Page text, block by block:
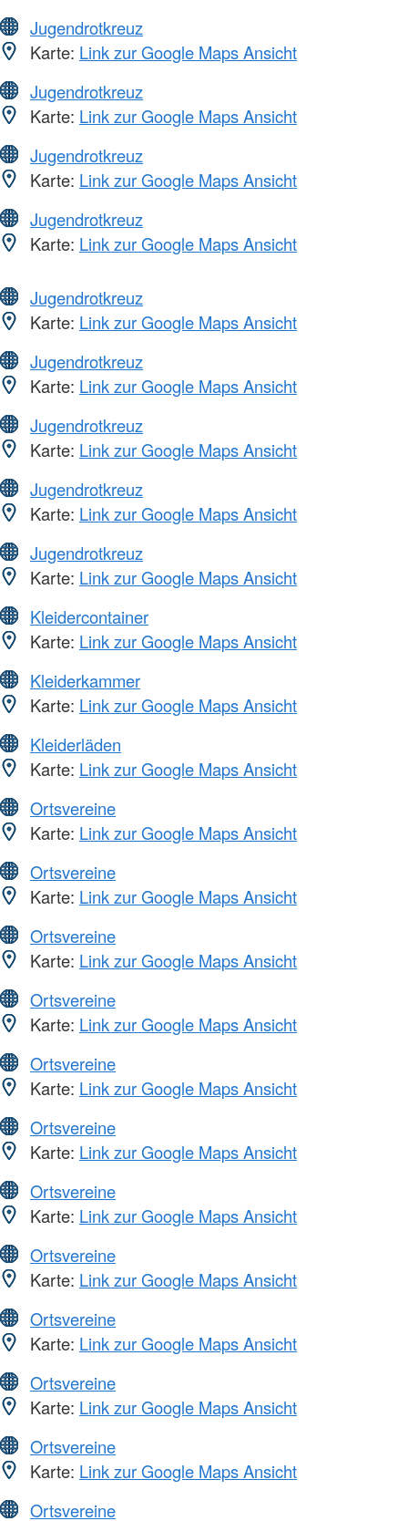
Jugendrotkreuz
Karte: Link zur Google Maps Ansicht
Jugendrotkreuz
Karte: Link zur Google Maps Ansicht
Jugendrotkreuz
Karte: Link zur Google Maps Ansicht
Jugendrotkreuz
Karte: Link zur Google Maps Ansicht
Jugendrotkreuz
Karte: Link zur Google Maps Ansicht
Jugendrotkreuz
Karte: Link zur Google Maps Ansicht
Jugendrotkreuz
Karte: Link zur Google Maps Ansicht
Jugendrotkreuz
Karte: Link zur Google Maps Ansicht
Jugendrotkreuz
Karte: Link zur Google Maps Ansicht
Kleidercontainer
Karte: Link zur Google Maps Ansicht
Kleiderkammer
Karte: Link zur Google Maps Ansicht
Kleiderläden
Karte: Link zur Google Maps Ansicht
Ortsvereine
Karte: Link zur Google Maps Ansicht
Ortsvereine
Karte: Link zur Google Maps Ansicht
Ortsvereine
Karte: Link zur Google Maps Ansicht
Ortsvereine
Karte: Link zur Google Maps Ansicht
Ortsvereine
Karte: Link zur Google Maps Ansicht
Ortsvereine
Karte: Link zur Google Maps Ansicht
Ortsvereine
Karte: Link zur Google Maps Ansicht
Ortsvereine
Karte: Link zur Google Maps Ansicht
Ortsvereine
Karte: Link zur Google Maps Ansicht
Ortsvereine
Karte: Link zur Google Maps Ansicht
Ortsvereine
Karte: Link zur Google Maps Ansicht
Ortsvereine